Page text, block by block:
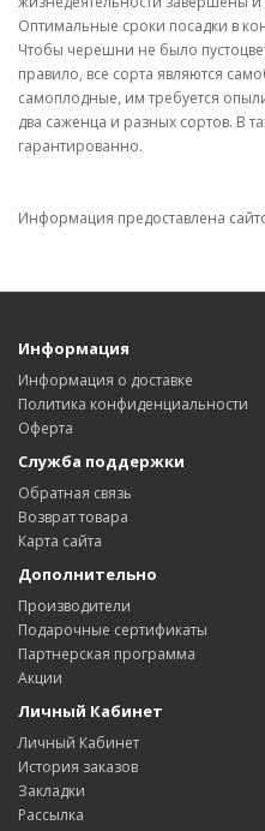
Оптимальные сроки посадки в
Чтобы черешни не было
правило, все сорта являются
самоплодные, им требуется
два саженца и разных сортов. В
гарантированно.
Информация предоставлена
Информация
Информация о доставке
Политика конфиденциальности
Оферта
Служба поддержки
Обратная связь
Возврат товара
Карта сайта
Дополнительно
Производители
Подарочные сертификаты
Партнерская программа
Акции
Личный Кабинет
Личный Кабинет
История заказов
Закладки
Рассылка